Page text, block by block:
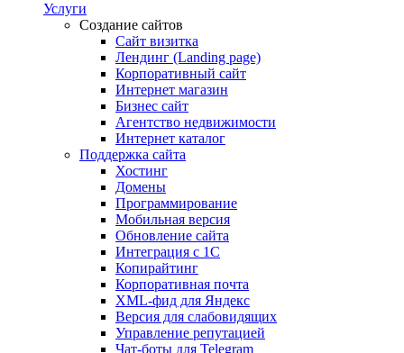
Услуги
Создание сайтов
Сайт визитка
Лендинг (Landing page)
Корпоративный сайт
Интернет магазин
Бизнес сайт
Агентство недвижимости
Интернет каталог
Поддержка сайта
Хостинг
Домены
Программирование
Мобильная версия
Обновление сайта
Интеграция с 1С
Копирайтинг
Корпоративная почта
XML-фид для Яндекс
Версия для слабовидящих
Управление репутацией
Чат-боты для Telegram